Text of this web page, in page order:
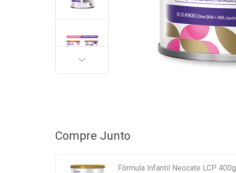
PRÓXIMA
Compre Junto
Fórmula Infantil Neocate LCP 400g